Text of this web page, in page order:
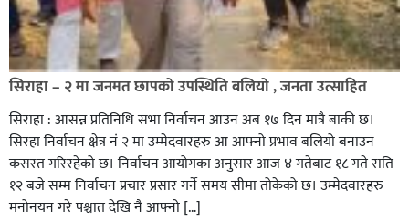
सिराहा – २ मा जनमत छापको उपस्थिति बलियो , जनता उत्साहित
सिराहा : आसन्न प्रतिनिधि सभा निर्वाचन आउन अब १७ दिन मात्रै बाकी छ।
सिरहा निर्वाचन क्षेत्र नं २ मा उम्मेदवारहरु आ आफ्नो प्रभाव बलियो बनाउन
कसरत गरिरहेको छ। निर्वाचन आयोगका अनुसार आज ४ गतेबाट १८ गते राति
१२ बजे सम्म निर्वाचन प्रचार प्रसार गर्ने समय सीमा तोकेको छ। उम्मेदवारहरु
मनोनयन गरे पश्चात देखि नै आफ्नो […]